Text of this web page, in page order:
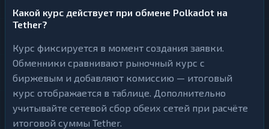
Какой курс действует при обмене Polkadot на
Tether?
Курс фиксируется в момент создания заявки.
Обменники сравнивают рыночный курс с
биржевым и добавляют комиссию — итоговый
курс отображается в таблице. Дополнительно
учитывайте сетевой сбор обеих сетей при расчёте
итоговой суммы Tether.